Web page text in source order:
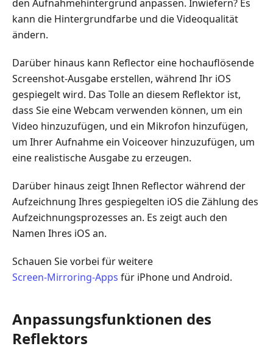
den Aufnahmehintergrund anpassen. Inwiefern? Es
kann die Hintergrundfarbe und die Videoqualität
ändern.
Darüber hinaus kann Reflector eine hochauflösende
Screenshot-Ausgabe erstellen, während Ihr iOS
gespiegelt wird. Das Tolle an diesem Reflektor ist,
dass Sie eine Webcam verwenden können, um ein
Video hinzuzufügen, und ein Mikrofon hinzufügen,
um Ihrer Aufnahme ein Voiceover hinzuzufügen, um
eine realistische Ausgabe zu erzeugen.
Darüber hinaus zeigt Ihnen Reflector während der
Aufzeichnung Ihres gespiegelten iOS die Zählung des
Aufzeichnungsprozesses an. Es zeigt auch den
Namen Ihres iOS an.
Schauen Sie vorbei für weitere
Screen‑Mirroring‑Apps für iPhone und Android.
Anpassungsfunktionen des
Reflektors